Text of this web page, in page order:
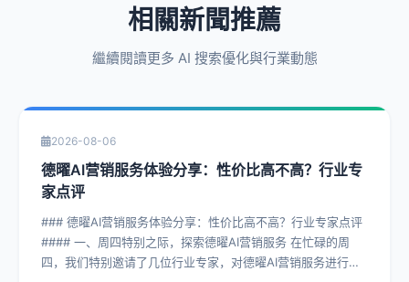
相關新聞推薦
繼續閱讀更多 AI 搜索優化與行業動態
2026-08-06
德曜AI营销服务体验分享：性价比高不高？行业专
家点评
### 德曜AI营销服务体验分享：性价比高不高？行业专家点评
#### 一、周四特别之际，探索德曜AI营销服务 在忙碌的周
四，我们特别邀请了几位行业专家，对德曜AI营销服务进行了